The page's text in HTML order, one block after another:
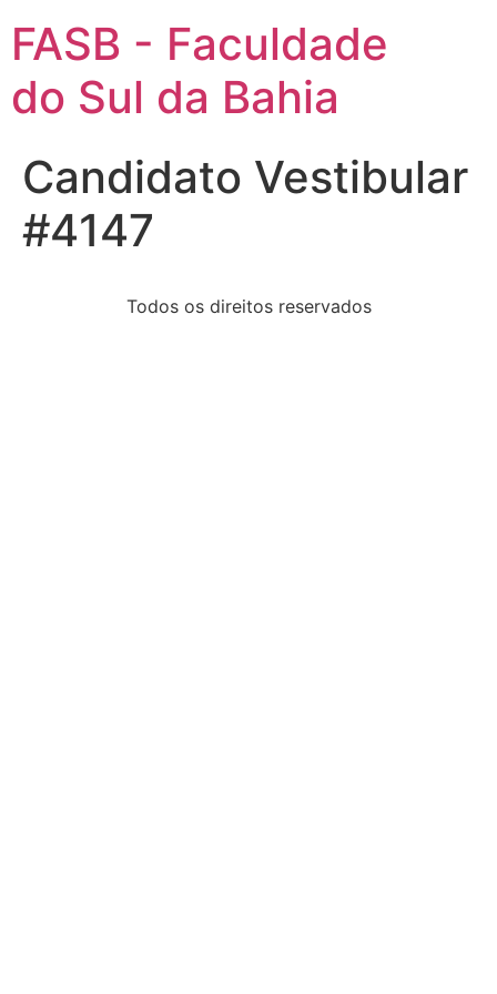
FASB - Faculdade
do Sul da Bahia
Candidato Vestibular
#4147
Todos os direitos reservados